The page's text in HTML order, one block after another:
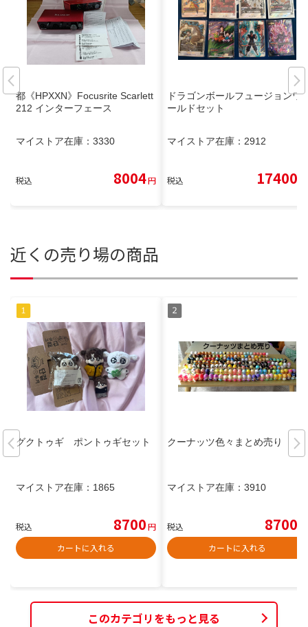
都《HPXXN》Focusrite Scarlett
212 インターフェース
マイストア在庫： 3330
税込 8004円
ドラゴンボールフュージョンワ
ールドセット
マイストア在庫： 2912
税込 17400
近くの売り場の商品
グクトゥギ ポントゥギセット
マイストア在庫： 1865
税込 8700円
カートに入れる
クーナッツ色々まとめ売り
マイストア在庫： 3910
税込 8700
カートに入れる
このカテゴリをもっと見る